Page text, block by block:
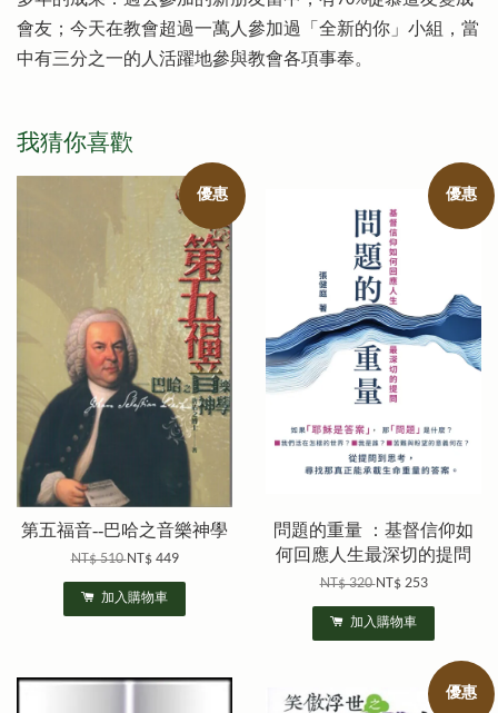
會友；今天在教會超過一萬人參加過「全新的你」小組，當
中有三分之一的人活躍地參與教會各項事奉。
我猜你喜歡
優惠
第五福音--巴哈之音樂神學
NT$ 510NT$ 449
加入購物車
優惠
問題的重量 ：基督信仰如
何回應人生最深切的提問
NT$ 320NT$ 253
加入購物車
優惠